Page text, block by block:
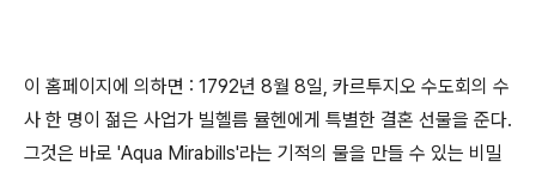
이 홈페이지에 의하면 : 1792년 8월 8일, 카르투지오 수도회의 수
사 한 명이 젊은 사업가 빌헬름 뮬헨에게 특별한 결혼 선물을 준다.
그것은 바로 'Aqua Mirabills'라는 기적의 물을 만들 수 있는 비밀